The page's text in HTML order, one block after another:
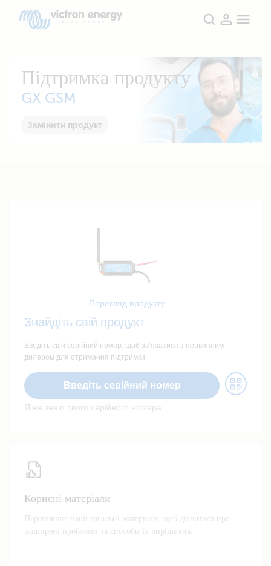
Підтримка продукту
GX GSM
Замінити продукт
Перегляд продукту
Знайдіть свій продукт
Введіть свій серійний номер, щоб зв’язатися з первинним
дилером для отримання підтримки.
Введіть серійний номер
Я не знаю свого серійного номера
Корисні матеріали
Перегляньте наші загальні матеріали, щоб дізнатися про
поширені проблеми та способи їх вирішення.